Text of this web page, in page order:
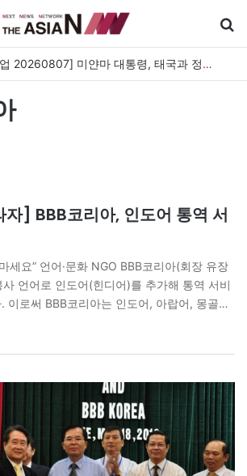
[아시아라운드업 20260807] 미얀마 대통령, 태국과 정상회담…아세안 관계개선 모색
자] BBB코리아, 인도어 통역 서
세요” 언어·문화 NGO BBB코리아(회장 유장
언어로 인도어(힌디어)를 추가해 통역 서비
이로써 BBB코리아는 인도어, 아랍어, 몽골어
최대 규모의 언어 인프라로써 한 발 더 나아갔
언어로 몽골어 통역…